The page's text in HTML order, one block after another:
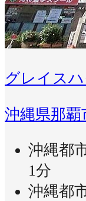
グレイス
沖縄県那覇
沖縄都
1分
沖縄都